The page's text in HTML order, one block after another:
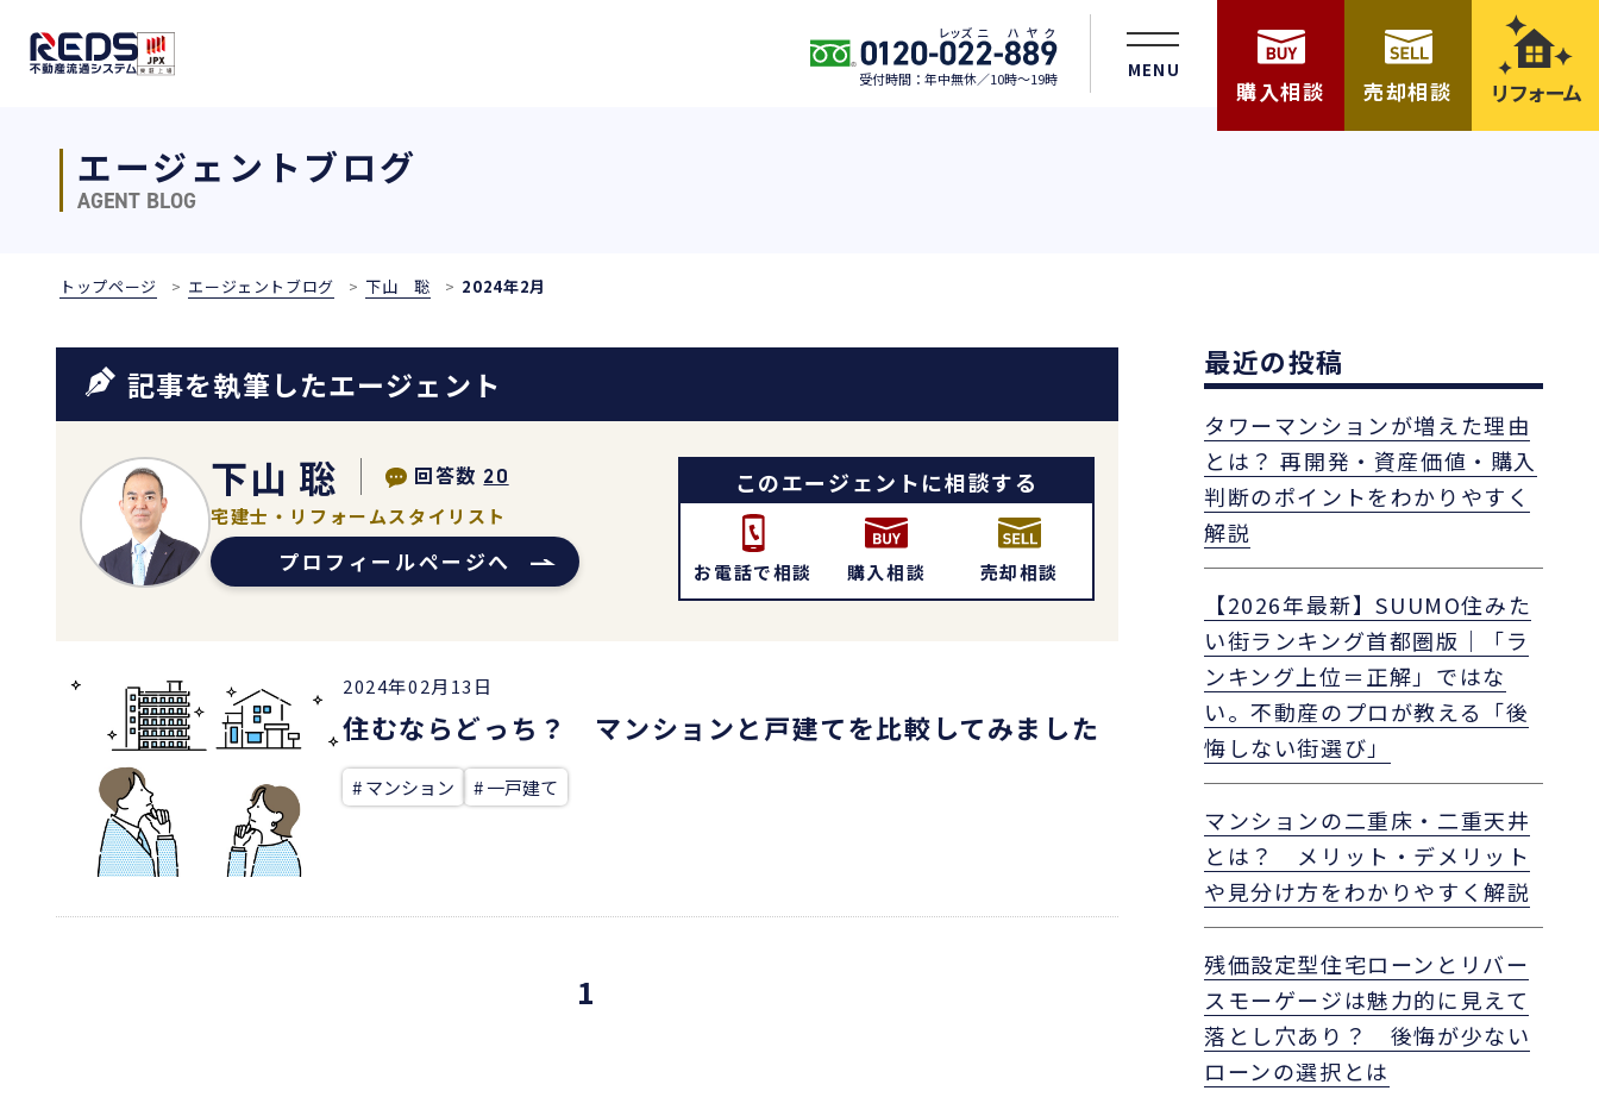
受付時間：年中無休／10時〜19時 MENU
購入相談 売却相談 リフォーム
エージェントブログ
AGENT BLOG
トップページ エージェントブログ 下山 聡 2024年2月
記事を執筆したエージェント
下山 聡 回答数 20
宅建士・リフォームスタイリスト
プロフィールページへ
このエージェントに相談する
お電話で相談 購入相談 売却相談
2024年02月13日
住むならどっち？ マンションと戸建てを比較してみました
# マンション # 一戸建て
1
最近の投稿
タワーマンションが増えた理由
とは？ 再開発・資産価値・購入
判断のポイントをわかりやすく
解説
【2026年最新】SUUMO住みた
い街ランキング首都圏版｜「ラ
ンキング上位＝正解」ではな
い。不動産のプロが教える「後
悔しない街選び」
マンションの二重床・二重天井
とは？ メリット・デメリット
や見分け方をわかりやすく解説
残価設定型住宅ローンとリバー
スモーゲージは魅力的に見えて
落とし穴あり？ 後悔が少ない
ローンの選択とは